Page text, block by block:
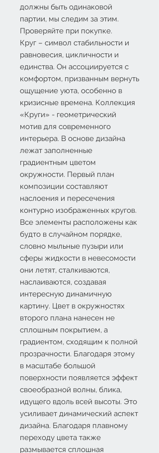
должны быть одинаковой
партии, мы следим за этим.
Проверяйте при покупке.
Круг – символ стабильности и
равновесия, цикличности и
единства. Он ассоциируется с
комфортом, призванным вернуть
ощущение уюта, особенно в
кризисные времена. Коллекция
«Круги» - геометрический
мотив для современного
интерьера. В основе дизайна
лежат заполненные
градиентным цветом
окружности. Первый план
композиции составляют
наслоения и пересечения
контурно изображенных кругов.
Все элементы расположены как
будто в случайном порядке,
словно мыльные пузыри или
сферы жидкости в невесомости
они летят, сталкиваются,
наслаиваются, создавая
интересную динамичную
картину. Цвет в окружностях
второго плана нанесен не
сплошным покрытием, а
градиентом, сходящим к полной
прозрачности. Благодаря этому
в масштабе большой
поверхности появляется эффект
своеобразной волны, блика,
идущего вдоль всей высоты. Это
усиливает динамический аспект
дизайна. Благодаря плавному
переходу цвета также
размывается сплошная